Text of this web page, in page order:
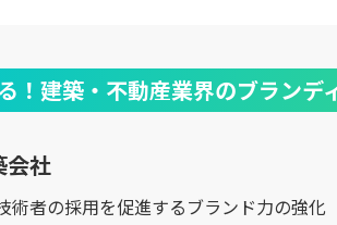
！建築・不動産業界のブランデ
社
術者の採用を促進するブランド力の強化